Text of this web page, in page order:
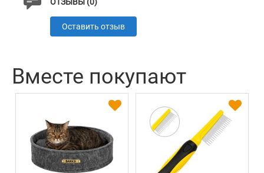
Оставить отзыв
Вместе покупают